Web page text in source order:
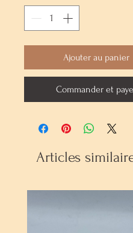
Ajouter au panier
Commander et
Articles